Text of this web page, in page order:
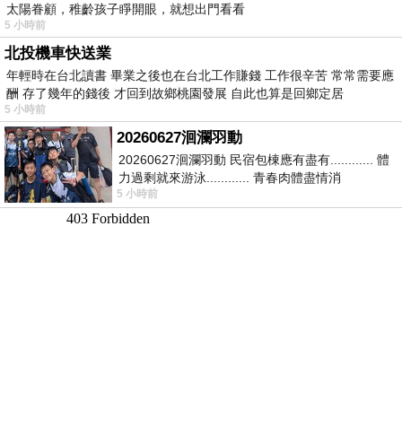
太陽眷顧，稚齡孩子睜開眼，就想出門看看
5 小時前
北投機車快送業
年輕時在台北讀書 畢業之後也在台北工作賺錢 工作很辛苦 常常需要應
酬 存了幾年的錢後 才回到故鄉桃園發展 自此也算是回鄉定居
5 小時前
20260627洄瀾羽動
20260627洄瀾羽動 民宿包棟應有盡有............ 體
力過剩就來游泳............ 青春肉體盡情消
磨............ 晚餐不必
5 小時前